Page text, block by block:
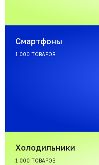
Смартфоны
1 000 ТОВАРОВ
Холодильники
1 000 ТОВАРОВ